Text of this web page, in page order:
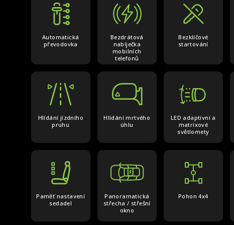
Automatická
převodovka
Bezdrátová
nabíječka
mobilních
telefonů
Bezklíčové
startování
Hlídání jízdního
pruhu
Hlídání mrtvého
úhlu
LED adaptivní a
matrixové
světlomety
Paměť nastavení
sedadel
Panoramatická
střecha / střešní
okno
Pohon 4x4